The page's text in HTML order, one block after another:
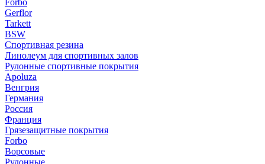
Forbo
Gerflor
Tarkett
BSW
Спортивная резина
Линолеум для спортивных залов
Рулонные спортивные покрытия
Apoluza
Венгрия
Германия
Россия
Франция
Грязезащитные покрытия
Forbo
Ворсовые
Рулонные